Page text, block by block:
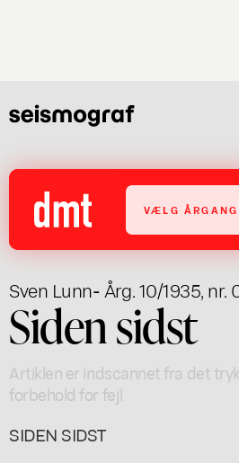
VÆLG ÅRGANG
Sven Lunn- Årg. 10/1935, nr.
Siden sidst
Artiklen er indscannet fra det
forbehold for fejl
SIDEN SIDST